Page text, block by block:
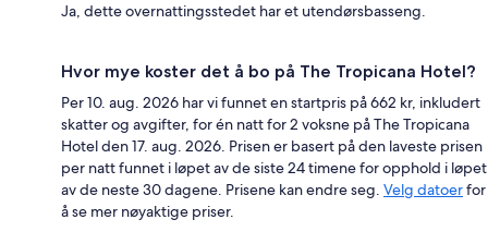
Ja, dette overnattingsstedet har et utendørsbasseng.
Hvor mye koster det å bo på The Tropicana Hotel?
Per 10. aug. 2026 har vi funnet en startpris på 662 kr, inkludert
skatter og avgifter, for én natt for 2 voksne på The Tropicana
Hotel den 17. aug. 2026. Prisen er basert på den laveste prisen
per natt funnet i løpet av de siste 24 timene for opphold i løpet
av de neste 30 dagene. Prisene kan endre seg. Velg datoerfor
å se mer nøyaktige priser.